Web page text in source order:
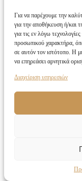
Για να παρέχουμε την
για την αποθήκευση ή/και
για τις εν λόγω
προσωπικού χαρακτήρα,
σε αυτόν τον ιστότοπο. Η
να επηρεάσει αρνητικά
Διαχείριση υπηρεσιών
ΚΕΡΙΑ &
ΠΙΝΑΚΕΣ
ΦΑΝΑΡΙΑ